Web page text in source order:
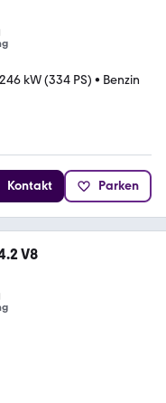
246 kW (334 PS) • Benzin
Kontakt Parken
V8